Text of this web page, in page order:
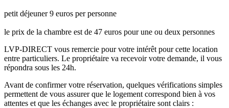
petit déjeuner 9 euros per personne
le prix de la chambre est de 47 euros pour une ou deux personnes
LVP-DIRECT vous remercie pour votre intérêt pour cette location
entre particuliers. Le propriétaire va recevoir votre demande, il vous
répondra sous les 24h.
Avant de confirmer votre réservation, quelques vérifications simples
permettent de vous assurer que le logement correspond bien à vos
attentes et que les échanges avec le propriétaire sont clairs :